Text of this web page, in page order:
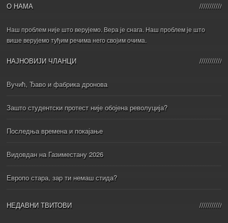
О НАМА
Наш проблем није што верујемо. Вера је снага. Наш проблем је што
више верујемо туђим речима него својим очима.
НАЈНОВИЈИ ЧЛАНЦИ
Вучић, Ђаво и фабрика дронова
Зашто студентски протест није обојена револуција?
Последња времена и покајање
Видовдан на Газиместану 2026
Европо стара, зар ти немаш стида?
НЕДАВНИ ТВИТОВИ